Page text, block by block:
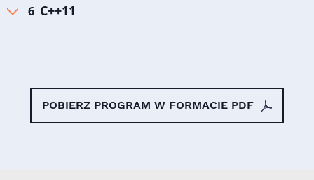
C++11
POBIERZ PROGRAM W FORMACIE PDF